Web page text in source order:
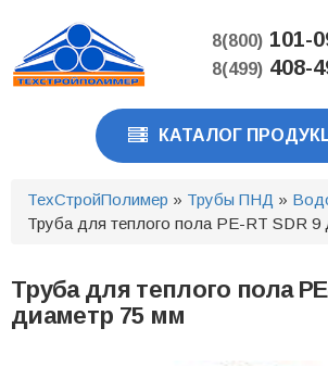
основному
содержанию
8(800)101-
8(499)408-
КАТАЛОГ
ТехСтройПолимер » Трубы ПНД »
Труба для теплого пола PE-RT SDR 9
Труба для теплого пола
диаметр 75 мм